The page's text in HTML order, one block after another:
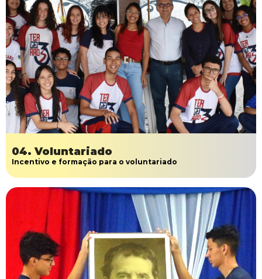
04. Voluntariado
Incentivo e formação para o voluntariado